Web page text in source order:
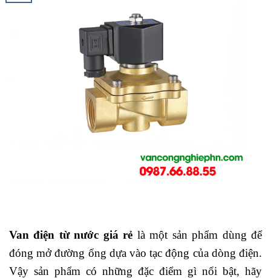
Van điện từ nước giá rẻ là một sản phẩm dùng để
đóng mở đường ống dựa vào tạc động của dòng điện.
Vậy sản phẩm có những đặc điểm gì nổi bật, hãy